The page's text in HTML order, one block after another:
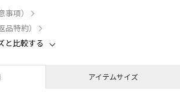
項）
特約）
と比較する
アイテムサイズ